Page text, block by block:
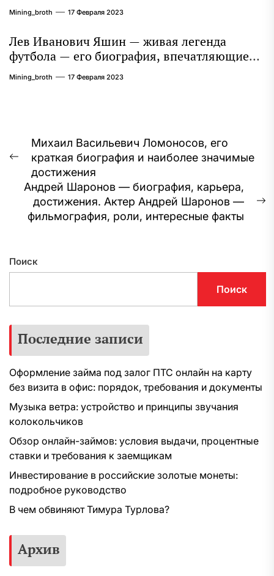
Mining_broth 17 Февраля 2023
Лев Иванович Яшин — живая легенда
футбола — его биография, впечатляющие
достижения и интересная личная жизнь
Mining_broth 17 Февраля 2023
Навигация
по
записям
Предыдущая
запись:
Михаил Васильевич Ломоносов, его
краткая биография и наиболее значимые
достижения
Андрей Шаронов — биография, карьера,
достижения. Актер Андрей Шаронов —
фильмография, роли, интересные факты
Поиск
Поиск
Последние записи
Оформление займа под залог ПТС онлайн на карту
без визита в офис: порядок, требования и документы
Музыка ветра: устройство и принципы звучания
колокольчиков
Обзор онлайн-займов: условия выдачи, процентные
ставки и требования к заемщикам
Инвестирование в российские золотые монеты:
подробное руководство
В чем обвиняют Тимура Турлова?
Архив